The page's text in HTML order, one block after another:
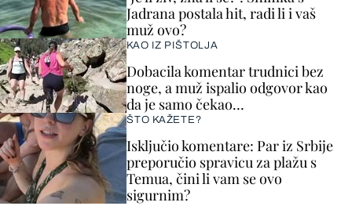
Jadrana postala hit, radi li i vaš
muž ovo?
KAO IZ PIŠTOLJA
Dobacila komentar trudnici bez
noge, a muž ispalio odgovor kao
da je samo čekao…
ŠTO KAŽETE?
Isključio komentare: Par iz Srbije
preporučio spravicu za plažu s
Temua, čini li vam se ovo
sigurnim?